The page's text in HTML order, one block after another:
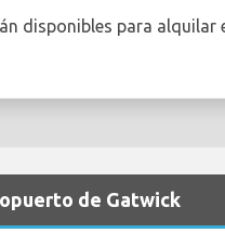
disponibles para alquilar
de Gatwick